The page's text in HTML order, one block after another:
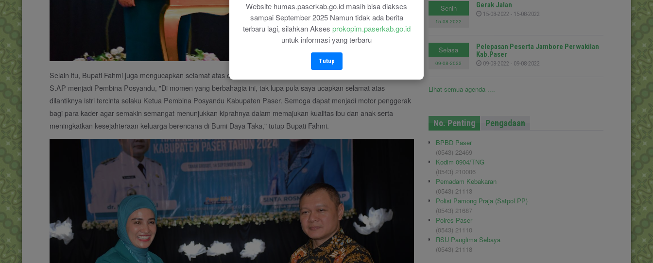
Website humas.paserkab.go.id masih bisa diakses
sampai September 2025 Namun tidak ada berita
terbaru lagi, silahkan Akses prokopim.paserkab.go.id
untuk informasi yang terbaru
Tutup
Selain itu, Bupati Fahmi juga mengucapkan selamat atas dilantiknya Ketua Tim Penggerak PKK, Sinta Rosma Yenti,
S.AP menjadi Pembina Posyandu, "Di momen yang berbahagia ini, tak lupa pula saya ucapkan selamat atas
dilantiknya istri tercinta selaku Ketua Pembina Posyandu Kabupaten Paser. Semoga dapat menjadi motor penggerak
bagi para kader agar semakin semangat menunjukkan kiprahnya dalam memajukan kualitas ibu dan anak serta
meningkatkan kesejahteraan keluarga berencana di Bumi Daya Taka," tutup Bupati Fahmi.
Senin
15-08-2022
Gerak Jalan
15-08-2022 - 15-08-2022
Selasa
09-08-2022
Pelepasan Peserta Jambore Perwakilan
Kab.Paser
09-08-2022 - 09-08-2022
Lihat semua agenda ....
No. Penting Pengadaan
BPBD Paser
(0543) 22469
Kodim 0904/TNG
(0543) 210006
Pemadam Kebakaran
(0543) 21113
Polisi Pamong Praja (Satpol PP)
(0543) 21687
Polres Paser
(0543) 21110
RSU Panglima Sebaya
(0543) 21118